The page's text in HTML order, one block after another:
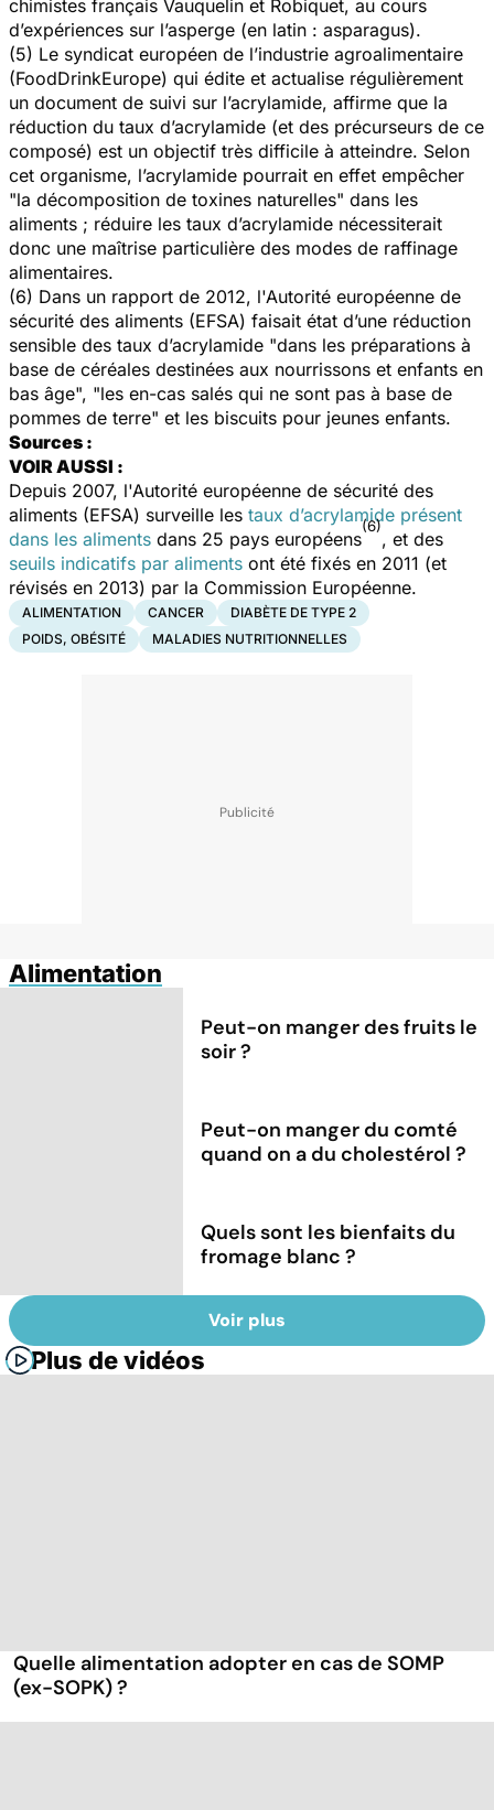
chimistes français Vauquelin et Robiquet, au cours
d’expériences sur l’asperge (en latin : asparagus).
(5) Le syndicat européen de l’industrie agroalimentaire
(FoodDrinkEurope) qui édite et actualise régulièrement
un document de suivi sur l’acrylamide, affirme que la
réduction du taux d’acrylamide (et des précurseurs de ce
composé) est un objectif très difficile à atteindre. Selon
cet organisme, l’acrylamide pourrait en effet empêcher
"la décomposition de toxines naturelles" dans les
aliments ; réduire les taux d’acrylamide nécessiterait
donc une maîtrise particulière des modes de raffinage
alimentaires.
(6) Dans un rapport de 2012, l'Autorité européenne de
sécurité des aliments (EFSA) faisait état d’une réduction
sensible des taux d’acrylamide "dans les préparations à
base de céréales destinées aux nourrissons et enfants en
bas âge", "les en-cas salés qui ne sont pas à base de
pommes de terre" et les biscuits pour jeunes enfants.
Sources :
VOIR AUSSI :
Depuis 2007, l'Autorité européenne de sécurité des
aliments (EFSA) surveille les taux d’acrylamide présent
dans les aliments dans 25 pays européens
(6)
, et des
seuils indicatifs par aliments ont été fixés en 2011 (et
révisés en 2013) par la Commission Européenne.
ALIMENTATION CANCER
DIABÈTE DE TYPE 2
POIDS, OBÉSITÉ
MALADIES NUTRITIONNELLES
Alimentation
Peut-on manger des fruits le
soir ?
Peut-on manger du comté
quand on a du cholestérol ?
Quels sont les bienfaits du
fromage blanc ?
Voir plus
Plus de vidéos
Quelle alimentation adopter en cas de SOMP
(ex-SOPK) ?